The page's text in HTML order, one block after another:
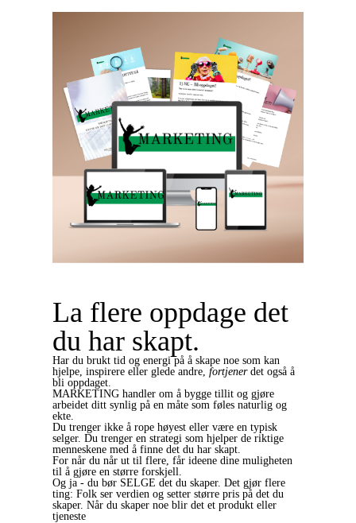
La flere oppdage det
du har skapt.
Har du brukt tid og energi på å skape noe som kan
hjelpe, inspirere eller glede andre, fortjenerdet også å
bli oppdaget.
MARKETING handler om å bygge tillit og gjøre
arbeidet ditt synlig på en måte som føles naturlig og
ekte.
Du trenger ikke å rope høyest eller være en typisk
selger. Du trenger en strategi som hjelper de riktige
menneskene med å finne det du har skapt.
For når du når ut til flere, får ideene dine muligheten
til å gjøre en større forskjell.
Og ja - du bør SELGE det du skaper. Det gjør flere
ting: Folk ser verdien og setter større pris på det du
skaper. Når du skaper noe blir det et produkt eller
tjeneste